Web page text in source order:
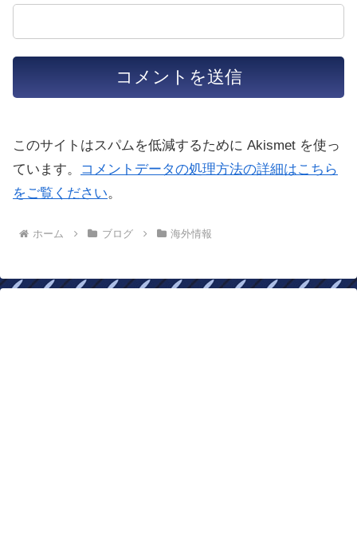
このサイトはスパムを低減するために Akismet を使っ
ています。
コメントデータの処理方法の詳細はこちら
をご覧ください。
ホーム ブログ 海外情報